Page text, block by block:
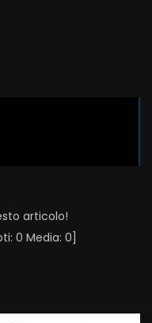
articolo!
0 Media: 0]